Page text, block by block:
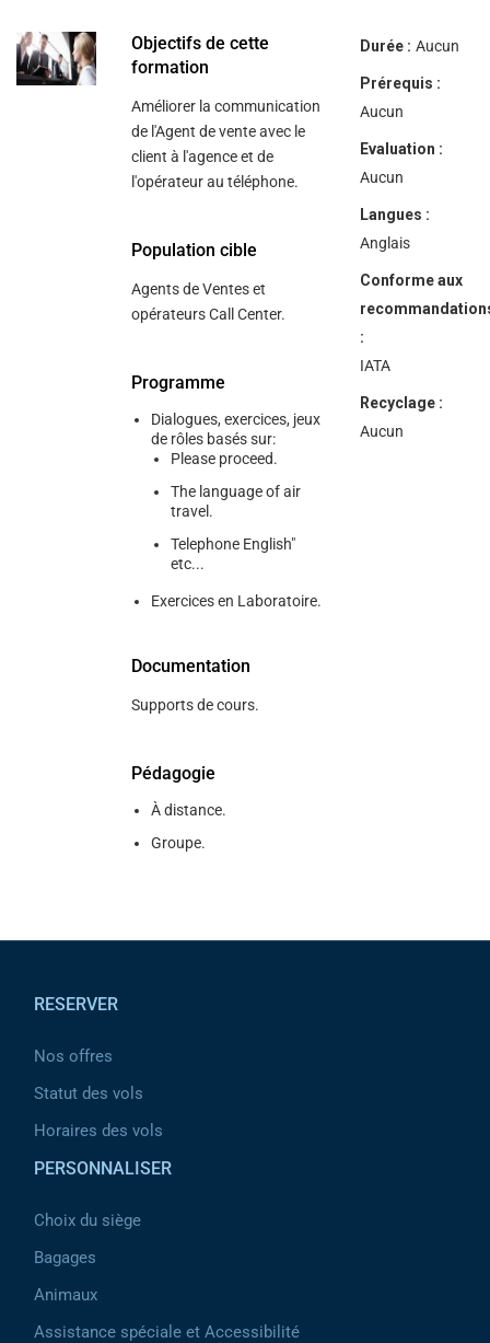
navigate
and
interact
Objectifs de cette
formation
Améliorer la communication
de l'Agent de vente avec le
client à l'agence et de
l'opérateur au téléphone.
Population cible
Agents de Ventes et
opérateurs Call Center.
Programme
Dialogues, exercices, jeux
de rôles basés sur:
Please proceed.
The language of air
travel.
Telephone English"
etc...
Exercices en Laboratoire.
Documentation
Supports de cours.
Pédagogie
À distance.
Groupe.
Durée : Aucun
Prérequis :
Aucun
Evaluation :
Aucun
Langues :
Anglais
Conforme aux
:
IATA
Recyclage :
Aucun
RESERVER
Nos offres
Statut des vols
Horaires des vols
PERSONNALISER
Choix du siège
Bagages
Animaux
Assistance spéciale et Accessibilité